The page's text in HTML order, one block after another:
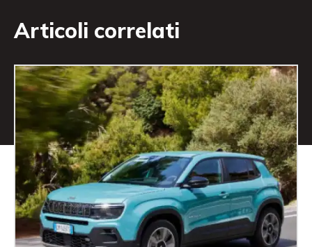
Articoli correlati